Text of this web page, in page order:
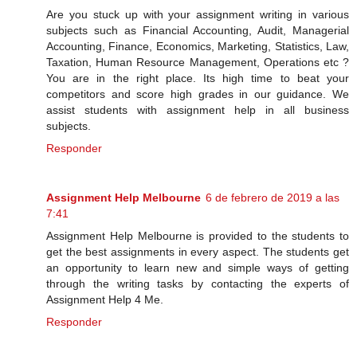
Are you stuck up with your assignment writing in various
subjects such as Financial Accounting, Audit, Managerial
Accounting, Finance, Economics, Marketing, Statistics, Law,
Taxation, Human Resource Management, Operations etc ?
You are in the right place. Its high time to beat your
competitors and score high grades in our guidance. We
assist students with assignment help in all business
subjects.
Responder
Assignment Help Melbourne 6 de febrero de 2019 a las
7:41
Assignment Help Melbourne is provided to the students to
get the best assignments in every aspect. The students get
an opportunity to learn new and simple ways of getting
through the writing tasks by contacting the experts of
Assignment Help 4 Me.
Responder